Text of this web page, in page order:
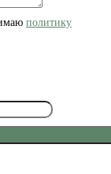
политику